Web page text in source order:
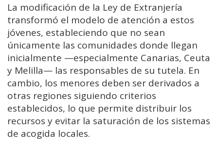
La modificación de la Ley de Extranjería
transformó el modelo de atención a estos
jóvenes, estableciendo que no sean
únicamente las comunidades donde llegan
inicialmente —especialmente Canarias, Ceuta
y Melilla— las responsables de su tutela. En
cambio, los menores deben ser derivados a
otras regiones siguiendo criterios
establecidos, lo que permite distribuir los
recursos y evitar la saturación de los sistemas
de acogida locales.